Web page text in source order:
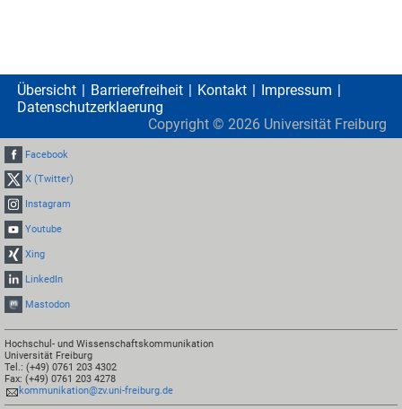
Übersicht Barrierefreiheit Kontakt
Impressum
Datenschutzerklaerung
Copyright © 2026 Universität Freiburg
Facebook
X (Twitter)
Instagram
Youtube
Xing
LinkedIn
Mastodon
Hochschul- und Wissenschaftskommunikation
Universität Freiburg
Tel.: (+49) 0761 203 4302
Fax: (+49) 0761 203 4278
kommunikation@zv.uni-freiburg.de